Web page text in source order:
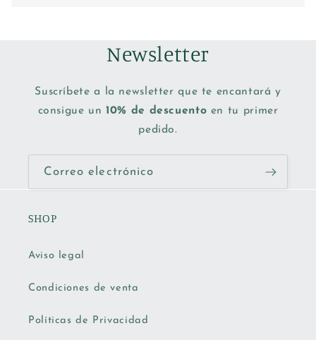
Newsletter
Suscríbete a la newsletter que te encantará y
consigue un10% de descuento en tu primer
pedido.
Correo electrónico
SHOP
Aviso legal
Condiciones de venta
Políticas de Privacidad